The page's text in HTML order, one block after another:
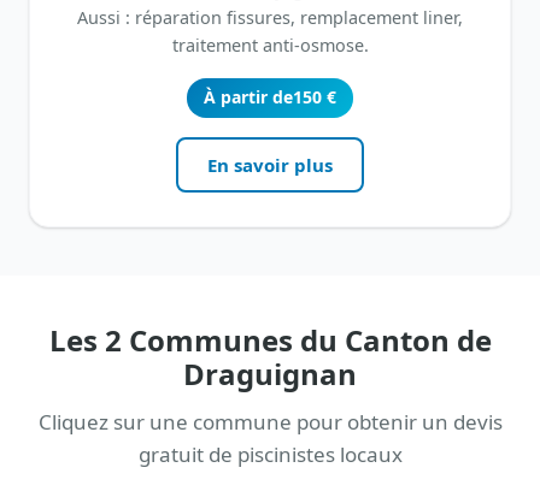
Aussi : réparation fissures, remplacement liner,
traitement anti-osmose.
À partir de150 €
En savoir plus
Les 2 Communes du Canton de
Draguignan
Cliquez sur une commune pour obtenir un devis
gratuit de piscinistes locaux